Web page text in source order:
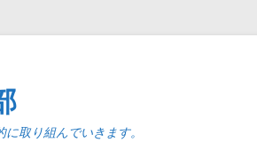
取り組んでいきます。